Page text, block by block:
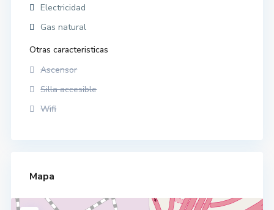
Electricidad
Gas natural
Otras caracteristicas
Ascensor
Silla accesible
Wifi
Mapa